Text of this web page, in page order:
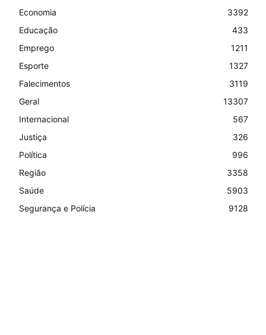
Economia
3392
Educação
433
Emprego
1211
Esporte
1327
Falecimentos
3119
Geral
13307
Internacional
567
Justiça
326
Política
996
Região
3358
Saúde
5903
Segurança e Polícia
9128